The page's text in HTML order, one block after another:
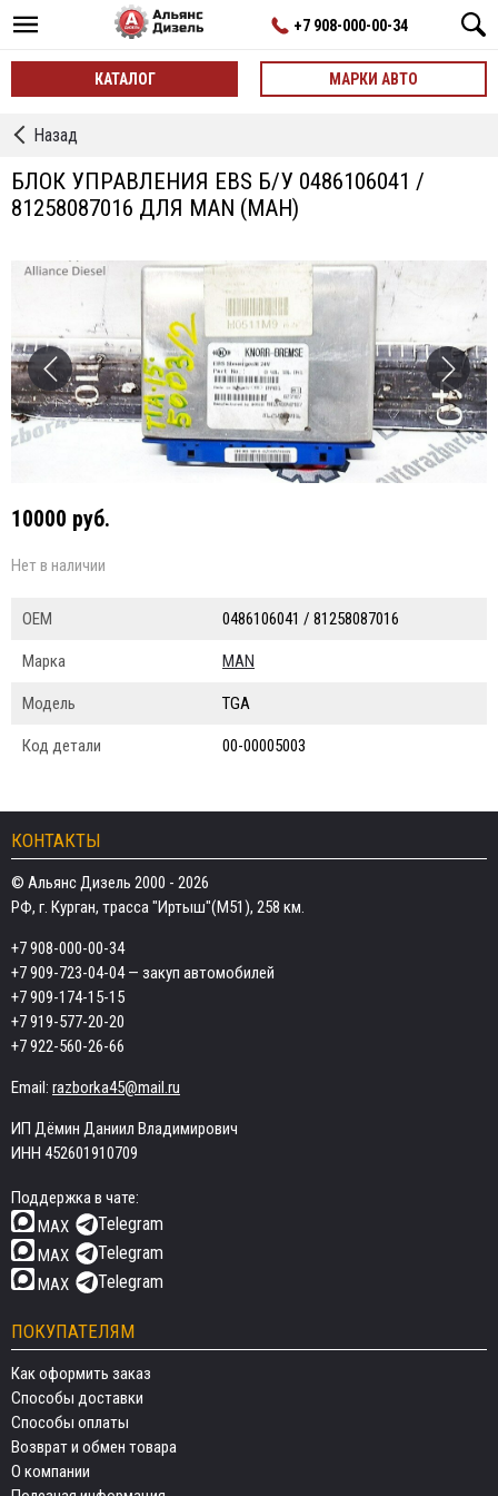
+7 908-000-00-34
КАТАЛОГ МАРКИ АВТО
←
Управления
EBS
Назад
БЛОК УПРАВЛЕНИЯ EBS Б/У 0486106041 /
81258087016 ДЛЯ MAN (МАН)
10000 руб.
Нет в наличии
ОЕМ 0486106041 / 81258087016
Марка MAN
Модель TGA
Код детали 00-00005003
КОНТАКТЫ
© Альянс Дизель 2000 - 2026
РФ, г. Курган, трасса "Иртыш"(М51), 258 км.
+7 908-000-00-34
+7 909-723-04-04— закуп автомобилей
+7 909-174-15-15
+7 919-577-20-20
+7 922-560-26-66
Email: razborka45@mail.ru
ИП Дёмин Даниил Владимирович
ИНН 452601910709
Поддержка в чате:
MAX
Telegram
MAX Telegram
MAX Telegram
ПОКУПАТЕЛЯМ
Как оформить заказ
Способы доставки
Способы оплаты
Возврат и обмен товара
О компании